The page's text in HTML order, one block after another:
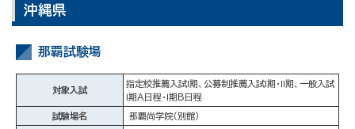
沖縄県
那覇試験場
対象入試
指定校推薦入試Ⅰ期、公募制推薦入試Ⅰ期・Ⅱ期、一般入試
Ⅰ期A日程・Ⅰ期B日程
試験場名 那覇尚学院（別館）